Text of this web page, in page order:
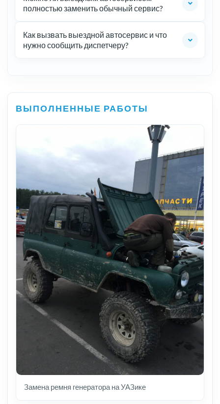
полностью заменить обычный сервис?
Как вызвать выездной автосервис и что
нужно сообщить диспетчеру?
ВЫПОЛНЕННЫЕ РАБОТЫ
Замена ремня генератора на УАЗике